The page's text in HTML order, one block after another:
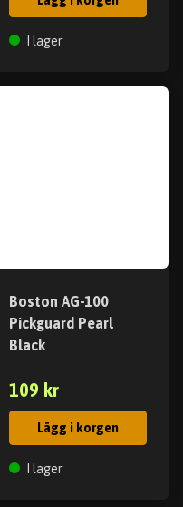
I lager
Boston AG-100
Pickguard Pearl
Black
109 kr
Lägg i korgen
I lager